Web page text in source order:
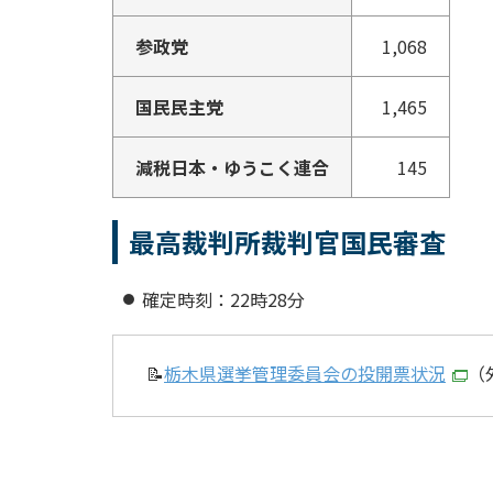
参政党 1,068
国民民主党 1,465
減税日本・ゆうこく連合 145
最高裁判所裁判官国民審査
確定時刻：22時28分
📝栃木県選挙管理委員会の投開票状況